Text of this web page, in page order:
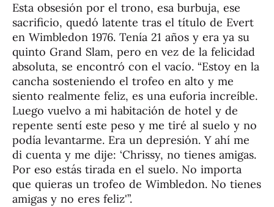
Esta obsesión por el trono, esa burbuja, ese
sacrificio, quedó latente tras el título de Evert
en Wimbledon 1976. Tenía 21 años y era ya su
quinto Grand Slam, pero en vez de la felicidad
absoluta, se encontró con el vacío. “Estoy en la
cancha sosteniendo el trofeo en alto y me
siento realmente feliz, es una euforia increíble.
Luego vuelvo a mi habitación de hotel y de
repente sentí este peso y me tiré al suelo y no
podía levantarme. Era un depresión. Y ahí me
di cuenta y me dije: ‘Chrissy, no tienes amigas.
Por eso estás tirada en el suelo. No importa
que quieras un trofeo de Wimbledon. No tienes
amigas y no eres feliz'”.